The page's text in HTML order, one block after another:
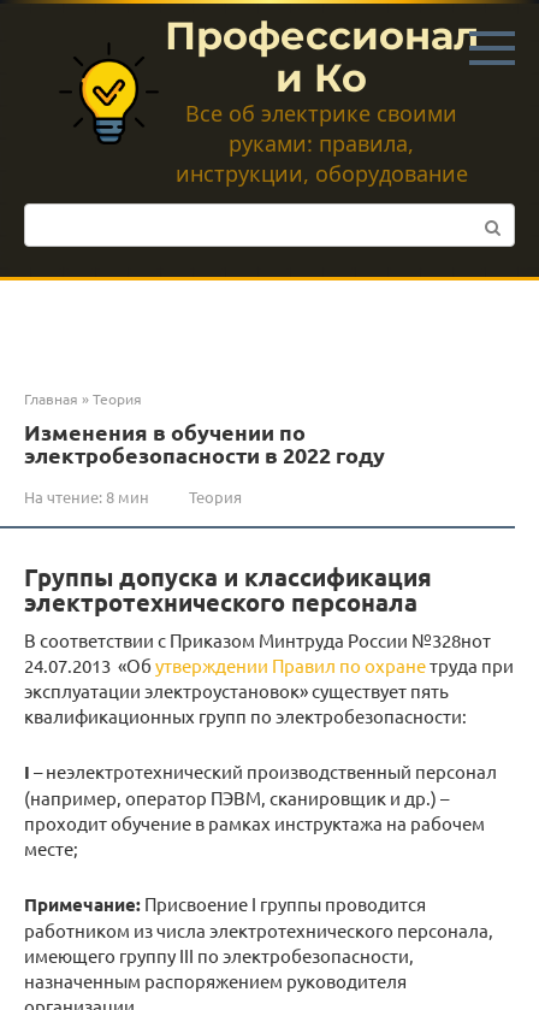
Перейти
контенту
Профессионал
и Ко
Все об электрике своими
руками: правила,
инструкции, оборудование
Поиск:
Главная »Теория
Изменения в обучении по
электробезопасности в 2022 году
На чтение: 8 мин Теория
Группы допуска и классификация
электротехнического персонала
В соответствии с Приказом Минтруда России №328нот
24.07.2013 «Об утверждении Правил по охранетруда при
эксплуатации электроустановок» существует пять
квалификационных групп по электробезопасности:
I – неэлектротехнический производственный персонал
(например, оператор ПЭВМ, сканировщик и др.) –
проходит обучение в рамках инструктажа на рабочем
месте;
Примечание: Присвоение I группы проводится
работником из числа электротехнического персонала,
имеющего группу III по электробезопасности,
назначенным распоряжением руководителя